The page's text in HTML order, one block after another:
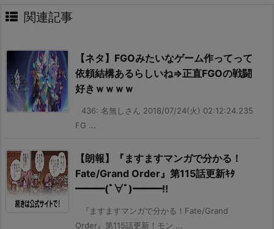
関連記事
【ネタ】FGOみたいなゲーム作ってって
依頼結構あるらしいね⇒正直FGOの戦闘
好きｗｗｗｗ
436: 名無しさん 2018/07/24(火) 02:12:24.235
FG ...
【朗報】『ますますマンガで分かる！
Fate/Grand Order』第115話更新ｷﾀ
━━━(ﾟ∀ﾟ)━━━!!
『ますますマンガで分かる！Fate/Grand
Order』第115話更新！モン ...